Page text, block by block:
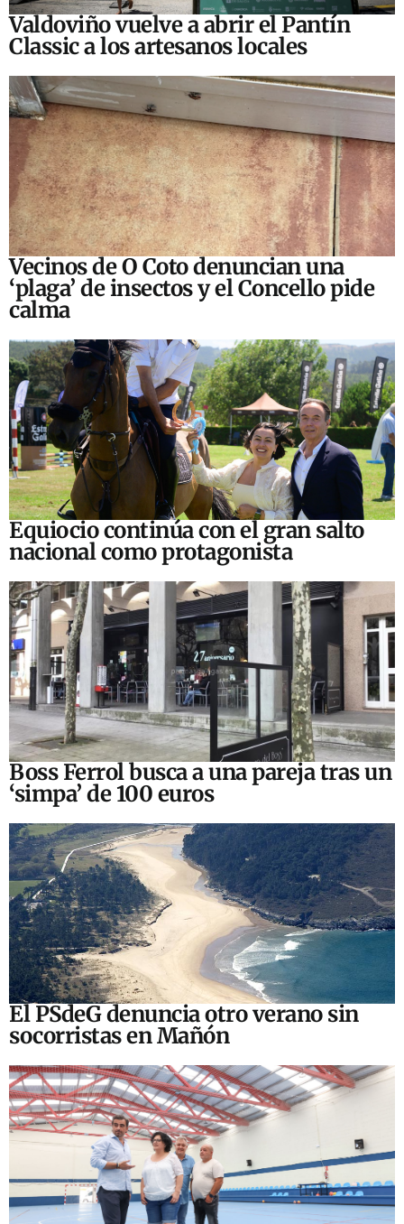
Valdoviño vuelve a abrir el Pantín
Classic a los artesanos locales
Vecinos de O Coto denuncian una
‘plaga’ de insectos y el Concello pide
calma
Equiocio continúa con el gran salto
nacional como protagonista
Boss Ferrol busca a una pareja tras un
‘simpa’ de 100 euros
El PSdeG denuncia otro verano sin
socorristas en Mañón